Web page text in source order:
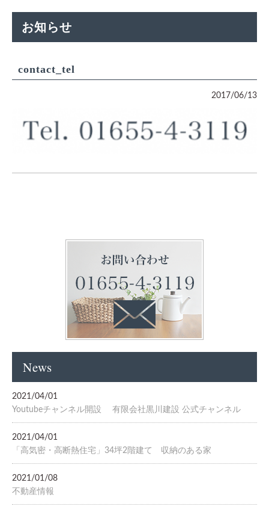
お知らせ
contact_tel
2017/06/13
News
2021/04/01
Youtubeチャンネル開設 有限会社黒川建設 公式チャンネル
2021/04/01
「高気密・高断熱住宅」34坪2階建て 収納のある家
2021/01/08
不動産情報